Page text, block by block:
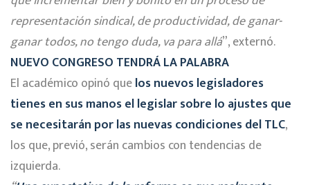
representación sindical, de productividad, de ganar-
ganar todos, no tengo duda, va para allá”, externó.
NUEVO CONGRESO TENDRÁ LA PALABRA
El académico opinó quelos nuevos legisladores
tienes en sus manos el legislar sobre lo ajustes que
se necesitarán por las nuevas condiciones del TLC,
los que, previó, serán cambios con tendencias de
izquierda.